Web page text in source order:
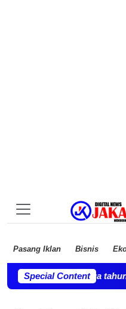
Pasang Iklan Bisnis
Special Content
usia dua tahun ini